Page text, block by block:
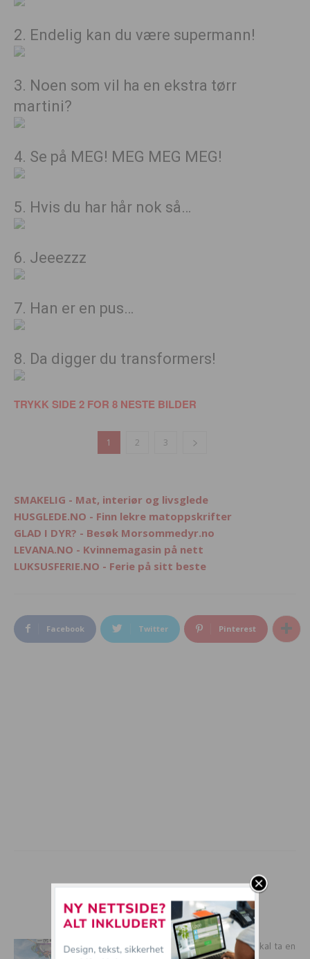
2. Endelig kan du være supermann!
3. Noen som vil ha en ekstra tørr
martini?
4. Se på MEG! MEG MEG MEG!
5. Hvis du har hår nok så…
6. Jeeezzz
7. Han er en pus…
8. Da digger du transformers!
TRYKK SIDE 2 FOR 8 NESTE BILDER
1 2 3
SMAKELIG - Mat, interiør og livsglede
HUSGLEDE.NO - Finn lekre matoppskrifter
GLAD I DYR? - Besøk Morsommedyr.no
LEVANA.NO - Kvinnemagasin på nett
LUKSUSFERIE.NO - Ferie på sitt beste
Facebook Twitter Pinterest
mer tullball
De VERSTE situasjonene der du ALDRI skal ta en